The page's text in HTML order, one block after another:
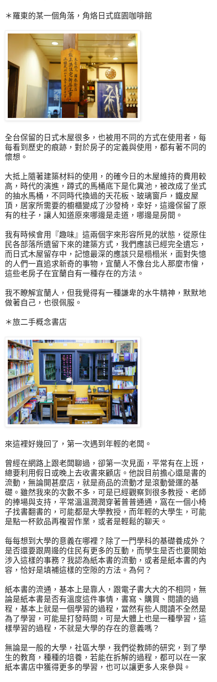
＊羅東的某一個角落，角烙日式庭園咖啡館
全台保留的日式木屋很多，也被用不同的方式在使用者，每
每看到歷史的痕跡，對於房子的定義與使用，都有著不同的
懷想。
大抵上隨著建築材料的使用，的確今日的木屋維持的費用較
高，時代的演進，蹲式的馬桶底下是化糞池，被改成了坐式
的抽水馬桶，不同時代換過的天花板、玻璃窗戶，鐵皮屋
頂，居家所需要的櫥櫃變成了沙發椅，幸好，這邊保留了原
有的柱子，讓人知道原來哪邊是走道，哪邊是房間。
我有時候會用『趣味』這兩個字來形容所見的狀態，從原住
民各部落所遺留下來的建築方式，我們應該已經完全遺忘，
而日式木屋留存中，記憶最深的應該只是榻榻米，面對失憶
的人們一直追求新奇的事物，宜蘭人不像台北人那麼市儈，
這些老房子在宜蘭自有一種存在的方法。
我不瞭解宜蘭人，但我覺得有一種謙卑的水牛精神，默默地
做著自己，也很佩服。
＊旅二手概念書店
來這裡好幾回了，第一次遇到年輕的老闆。
曾經在網路上跟老闆聊過，卻第一次見面，平常有在上班，
總要利用假日或晚上去收書來顧店。他說目前擔心還是書的
流動，無論開甚麼店，就是商品的流動才是滾動營運的基
礎。雖然我來的次數不多，可是已經觀察到很多教授、老師
的捧場與支持，平常溫溫潤潤穿著普普通通，窩在一個小椅
子找書翻書的，可能都是大學教授，而年輕的大學生，可能
是點一杯飲品再複習作業，或者是輕鬆的聊天。
每每想到大學的意義在哪裡？除了一門學科的基礎養成外？
是否還要跟周邊的住民有更多的互動，而學生是否也要開始
涉入這樣的事務？我認為紙本書的流動，或者是紙本書的內
容，恰好是填補這樣的空隙的方法。為何？
紙本書的流通，基本上是靠人，跟電子書大大的不相同，無
論是紙本書是否有溫度這件事情，書寫、購買、閱讀的過
程，基本上就是一個學習的過程，當然有些人閱讀不全然是
為了學習，可能是打發時間，可是大體上也是一種學習，這
樣學習的過程，不就是大學的存在的意義嗎？
無論是一般的大學，社區大學，我們從教師的研究，到了學
生的教育，種種的培養，若能在拆解的過程，都可以在一家
紙本書店中獲得更多的學習，也可以讓更多人來參與。